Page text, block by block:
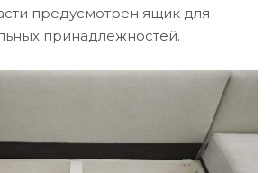
предусмотрен ящик для
принадлежностей.